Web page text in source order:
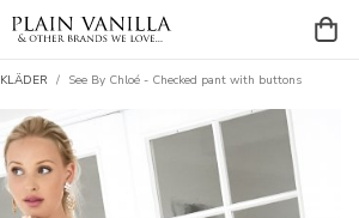
KLÄDER / See By Chloé - Checked pant with buttons